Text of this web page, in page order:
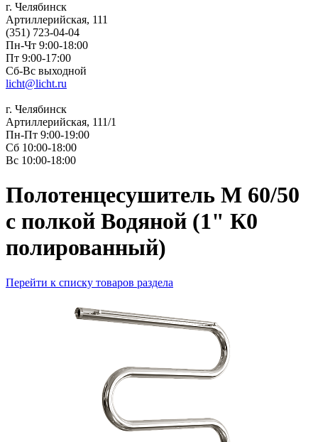
г. Челябинск
Артиллерийская, 111
(351) 723-04-04
Пн-Чт 9:00-18:00
Пт 9:00-17:00
Сб-Вс выходной
licht@licht.ru
г. Челябинск
Артиллерийская, 111/1
Пн-Пт 9:00-19:00
Сб 10:00-18:00
Вс 10:00-18:00
Полотенцесушитель М 60/50
с полкой Водяной (1" К0
полированный)
Перейти к списку товаров раздела